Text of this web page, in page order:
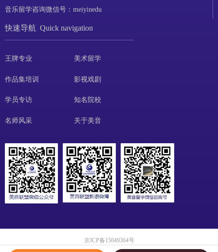
音乐留学咨询微信号：meiyinedu
快速导航 Quick navigation
王牌专业
作品集培训
学员专访
名师风采
美术留学
影视戏剧
知名院校
关于美音
京ICP备15049364号